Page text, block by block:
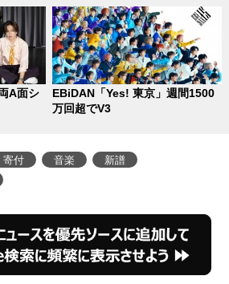
A面シ
EBiDAN「Yes! 東京」週間1500
万回超でV3
寄付 音楽
新譜